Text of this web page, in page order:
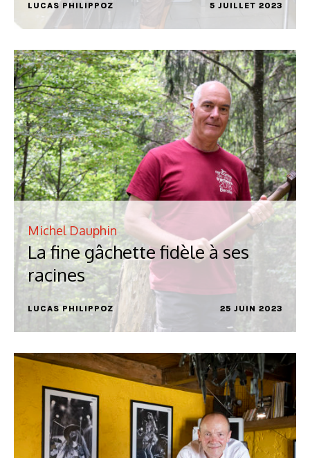
LUCAS PHILIPPOZ 5 JUILLET 2023
Michel Dauphin
La fine gâchette fidèle à ses
racines
LUCAS PHILIPPOZ 25 JUIN 2023